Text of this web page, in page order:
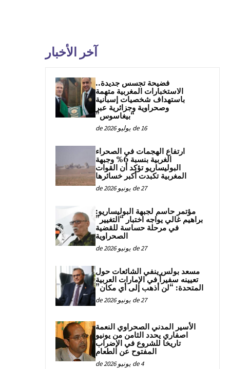
آخر الأخبار
فضيحة تجسس جديدة..
الاستخبارات المغربية متهمة
باستهداف شخصيات إسبانية
وصحراوية وجزائرية عبر
“بيغاسوس”
16 de يوليو de 2026
ارتفاع الهجمات في الصحراء
الغربية بنسبة 6% وجبهة
البوليساريو تؤكد أن القوات
المغربية تكبدت أكبر خسائرها
27 de يونيو de 2026
مؤتمر حاسم لجبهة البوليساريو:
براهيم غالي يواجه اختبار “التغيير”
في مرحلة حساسة للقضية
الصحراوية
27 de يونيو de 2026
مسعد بولس ينفي الشائعات حول
تعيينه سفيراً في الإمارات العربية
المتحدة: “لن أذهب إلى أي مكان”
27 de يونيو de 2026
الأسير المدني الصحراوي النعمة
اصفاري يحدد الثامن من يونيو
تاريخا للشروع في الإضراب
المفتوح عن الطعام
4 de يونيو de 2026